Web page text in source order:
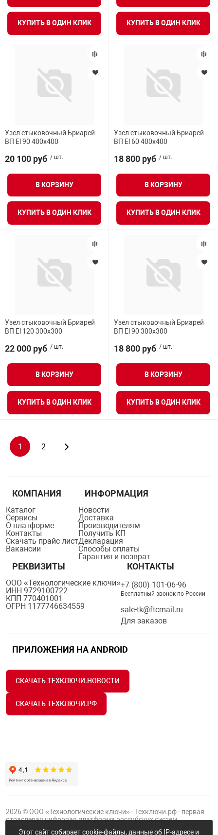
КУПИТЬ В ОДИН КЛИК КУПИТЬ В ОДИН КЛИК
Узел стыковочный Бриарей
ВП El 90 400х400
20 100 руб / шт.
В КОРЗИНУ
КУПИТЬ В ОДИН КЛИК
Узел стыковочный Бриарей
ВП El 60 400х400
18 800 руб / шт.
В КОРЗИНУ
КУПИТЬ В ОДИН КЛИК
Узел стыковочный Бриарей
ВП El 120 300х300
22 000 руб / шт.
В КОРЗИНУ
КУПИТЬ В ОДИН КЛИК
Узел стыковочный Бриарей
ВП El 90 300х300
18 800 руб / шт.
В КОРЗИНУ
КУПИТЬ В ОДИН КЛИК
1 2
КОМПАНИЯ
Каталог
Сервисы
О платформе
Контакты
Скачать прайс-лист
Вакансии
ИНФОРМАЦИЯ
Новости
Доставка
Производителям
Получить КП
Декларация
Способы оплаты
Гарантия и возврат
РЕКВИЗИТЫ
ООО «Технологические ключи»
ИНН 9729100722
КПП 770401001
ОГРН 1177746634559
КОНТАКТЫ
+7 (800) 101-06-96
Бесплатный звонок по России
sale-tk@ftcmail.ru
Для заказов
ПРИЛОЖЕНИЯ НА ANDROID
СКАЧАТЬ ТЕХКЛЮЧИ.НОВОСТИ
СКАЧАТЬ ТЕХКЛЮЧИ.РФ
2026 © ООО «Технологические ключи» - Техключи.рф - первая
отраслевая цифровая платформа российских систем
Этот сайт собирает cookie-файлы, данные об IP-адресе и